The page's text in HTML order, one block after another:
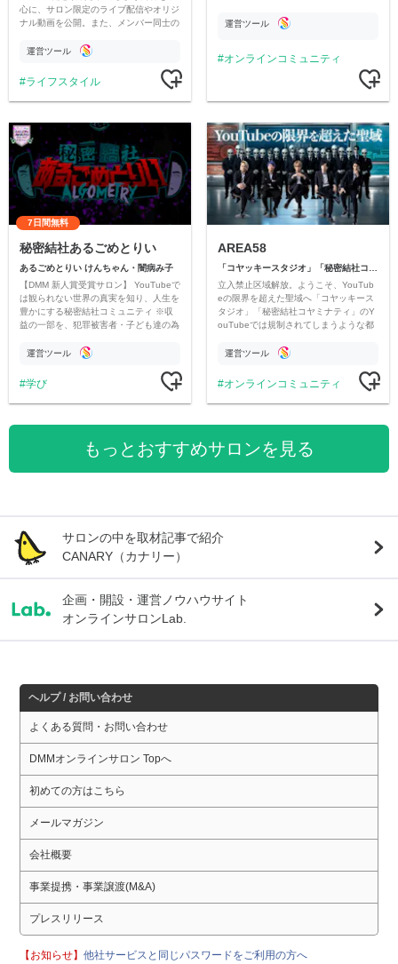
心に、サロン限定のライブ配信やオリジ
ナル動画を公開。また、メンバー同士の
ただいています。
運営ツール
ライフスタイル
運営ツール
オンラインコミュニティ
7日間無料
秘密結社あるごめとりい
あるごめとりい けんちゃん・闇病み子
【DMM 新人賞受賞サロン】 YouTubeで
は観られない世界の真実を知り、人生を
豊かにする秘密結社コミュニティ ※収
益の一部を、犯罪被害者・子ども達の為
す運営ツール
学び
AREA58
立入禁止区域解放。ようこそ、YouTub
eの限界を超えた聖域へ「コヤッキース
タジオ」「秘密結社コヤミナティ」のY
ouTubeでは規制されてしまうような都
公開。
運営ツール
オンラインコミュニティ
もっとおすすめサロンを見る
サロンの中を取材記事で紹介
CANARY（カナリー）
企画・開設・運営ノウハウサイト
オンラインサロンLab.
ヘルプ / お問い合わせ
よくある質問・お問い合わせ
DMMオンラインサロン Topへ
初めての方はこちら
メールマガジン
会社概要
事業提携・事業譲渡(M&A)
プレスリリース
【お知らせ】他社サービスと同じパスワードをご利用の方へ